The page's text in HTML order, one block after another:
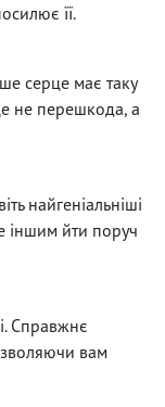
її.
серце має таку
не перешкода, а
найгеніальніші
іншим йти поруч
Справжнє
вам